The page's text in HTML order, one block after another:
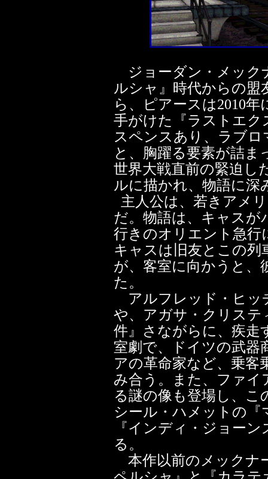
ジョーダン・メック
ルシャ』時代からの盟
ら、ピアースは2010
手がけた『ラストエク
スペンスあり、ラブ
と、胸躍る要素が詰ま
世界大戦直前の緊迫し
ルに描かれ、物語に深
主人公は、若きアメ
だ。物語は、キャス
行きのオリエント急行
キャスは旧友とこの
が、客室に向かうと、
た。
アルフレッド・ヒッ
や、アガサ・クリステ
件』さながらに、疾走
室劇で、ドイツの武器
アの革命家など、乗客
み合う。また、ファイ
る謎の像も登場し、こ
シール・ハメットの
『インディ・ジョー
る。
本作以前のメックナ